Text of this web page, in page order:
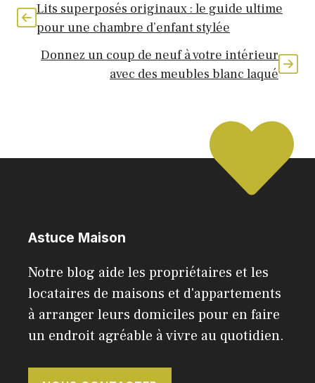
Lits superposés originaux : le guide ultime
pour une chambre d’enfant stylée
Donnez un coup de neuf à votre intérieur
avec des meubles blanc laqué
Astuce Maison
Notre blog aide les propriétaires et les
locataires de maisons et d'appartements
à arranger leurs domiciles pour en faire
un endroit agréable à vivre au quotidien.